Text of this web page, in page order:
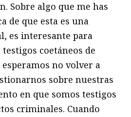
Sobre algo que me has
de que esta es una
es interesante para
coetáneos de
no volver a
sobre nuestras
en que somos testigos
criminales. Cuando